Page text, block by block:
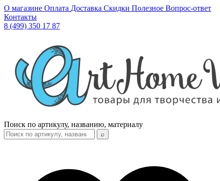
О магазине Оплата Доставка Скидки Полезное Вопрос-ответ
Контакты
8 (499) 350 17 87
Поиск по артикулу, названию, материалу
⌕